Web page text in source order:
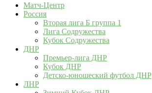
Матч-Центр
Россия
Вторая лига Б группа 1
Лига Содружества
Кубок Содружества
ДНР
Премьер-лига ДНР
Кубок ДНР
Детско-юношеский футбол ДНР
ЛНР